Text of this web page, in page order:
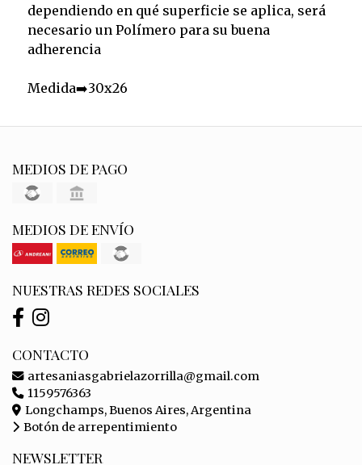
dependiendo en qué superficie se aplica, será
necesario un Polímero para su buena
adherencia
Medida➡️30x26
MEDIOS DE PAGO
MEDIOS DE ENVÍO
NUESTRAS REDES SOCIALES
CONTACTO
artesaniasgabrielazorrilla@gmail.com
1159576363
Longchamps, Buenos Aires, Argentina
Botón de arrepentimiento
NEWSLETTER